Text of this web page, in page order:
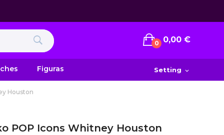
0 0,00 €
Figuras Setting expand_more
Houston
POP Icons Whitney Houston